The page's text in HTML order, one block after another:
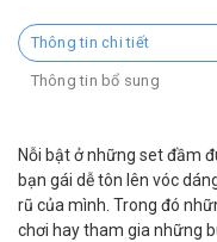
Thông tin chi tiết
Thông tin bổ sung
Nỗi bật ở những set đầm
bạn gái dễ tôn lên vóc
rũ của mình. Trong đó
chơi hay tham gia những